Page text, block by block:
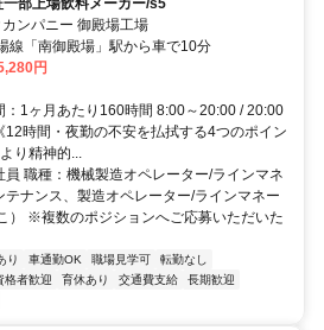
部上場飲料メーカー/s5
ンパニー 御殿場工場
線「南御殿場」駅から車で10分
円
：1ヶ月あたり160時間 8:00～20:00 / 20:00
12時間・夜勤の不安を払拭する4つのポイン
り精神的...
職種：機械製造オペレーター/ラインマネ
テナンス、製造オペレーター/ラインマネー
） ※複数のポジションへご応募いただいた
り 車通勤OK 職場見学可
転勤なし
格者歓迎 育休あり 交通費支給
長期歓迎